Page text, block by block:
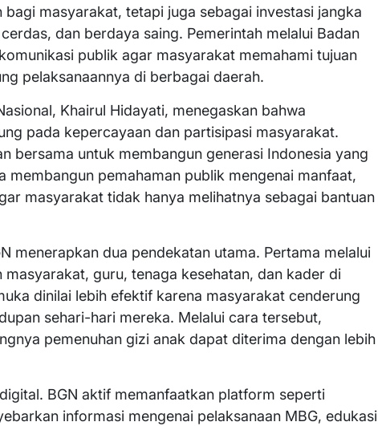
masyarakat, tetapi juga sebagai investasi jangka
dan berdaya saing. Pemerintah melalui Badan
publik agar masyarakat memahami tujuan
pelaksanaannya di berbagai daerah.
Khairul Hidayati, menegaskan bahwa
pada kepercayaan dan partisipasi masyarakat.
bersama untuk membangun generasi Indonesia yang
membangun pemahaman publik mengenai manfaat,
masyarakat tidak hanya melihatnya sebagai bantuan
menerapkan dua pendekatan utama. Pertama melalui
guru, tenaga kesehatan, dan kader di
dinilai lebih efektif karena masyarakat cenderung
sehari-hari mereka. Melalui cara tersebut,
pemenuhan gizi anak dapat diterima dengan lebih
BGN aktif memanfaatkan platform seperti
informasi mengenai pelaksanaan MBG, edukasi